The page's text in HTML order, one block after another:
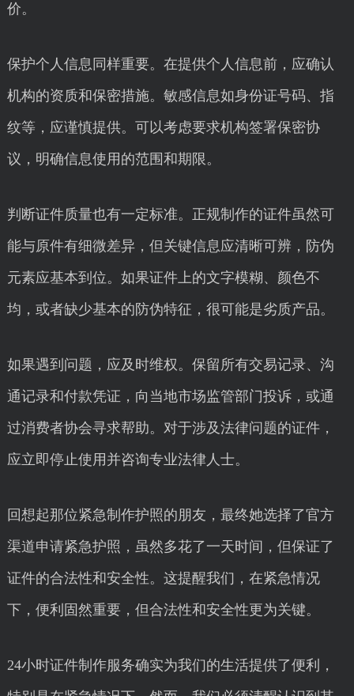
价。
保护个人信息同样重要。在提供个人信息前，应确认
机构的资质和保密措施。敏感信息如身份证号码、指
纹等，应谨慎提供。可以考虑要求机构签署保密协
议，明确信息使用的范围和期限。
判断证件质量也有一定标准。正规制作的证件虽然可
能与原件有细微差异，但关键信息应清晰可辨，防伪
元素应基本到位。如果证件上的文字模糊、颜色不
均，或者缺少基本的防伪特征，很可能是劣质产品。
如果遇到问题，应及时维权。保留所有交易记录、沟
通记录和付款凭证，向当地市场监管部门投诉，或通
过消费者协会寻求帮助。对于涉及法律问题的证件，
应立即停止使用并咨询专业法律人士。
回想起那位紧急制作护照的朋友，最终她选择了官方
渠道申请紧急护照，虽然多花了一天时间，但保证了
证件的合法性和安全性。这提醒我们，在紧急情况
下，便利固然重要，但合法性和安全性更为关键。
24小时证件制作服务确实为我们的生活提供了便利，